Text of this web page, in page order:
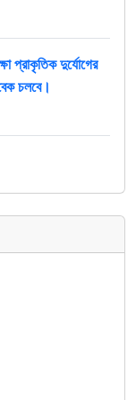
প্রাকৃতিক দুর্যোগের
চলবে।